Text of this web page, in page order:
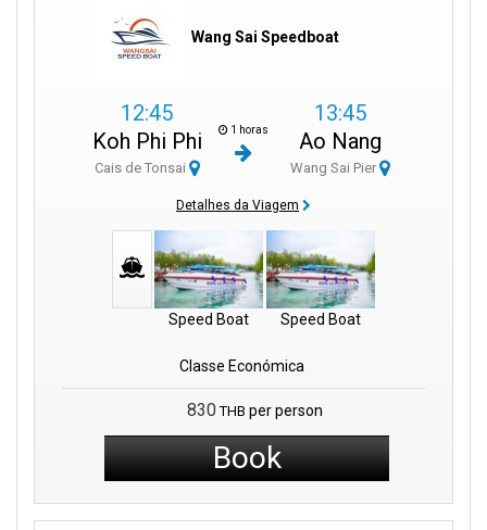
Wang Sai Speedboat
12:45
Koh Phi Phi
Cais de Tonsai
1 horas
13:45
Ao Nang
Wang Sai Pier
Detalhes da Viagem
Speed Boat Speed Boat
Classe Económica
830 THB per person
Book